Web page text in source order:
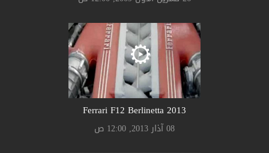
Ferrari F12 Berlinetta 2013
08 آذار 2013, 12:00 ص